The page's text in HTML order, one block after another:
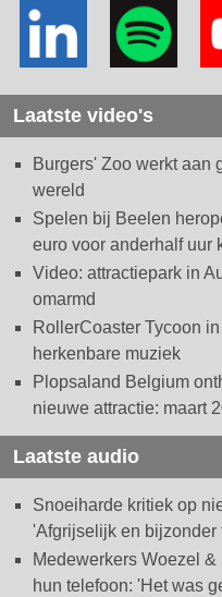
Laatste video's
Burgers' Zoo werkt aan
wereld
Spelen bij Beelen
euro voor anderhalf uur
Video: attractiepark in
omarmd
RollerCoaster Tycoon
herkenbare muziek
Plopsaland Belgium
nieuwe attractie: maart
Laatste audio
Snoeiharde kritiek op
'Afgrijselijk en bijzonder
Medewerkers Woezel
hun telefoon: 'Het was